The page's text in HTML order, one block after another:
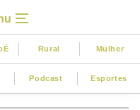
Rural Mulher
Podcast Esportes